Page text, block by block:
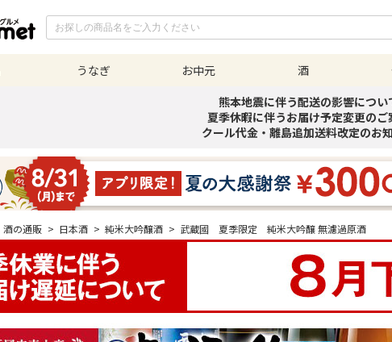
うなぎ お中元 酒
熊本地震に伴う配送の影響につ
夏季休暇に伴うお届け予定変更の
クール代金・離島追加送料改定のお
酒の通販 > 日本酒 > 純米大吟醸酒 > 武蔵國 夏季限定 純米大吟醸 無濾過原酒